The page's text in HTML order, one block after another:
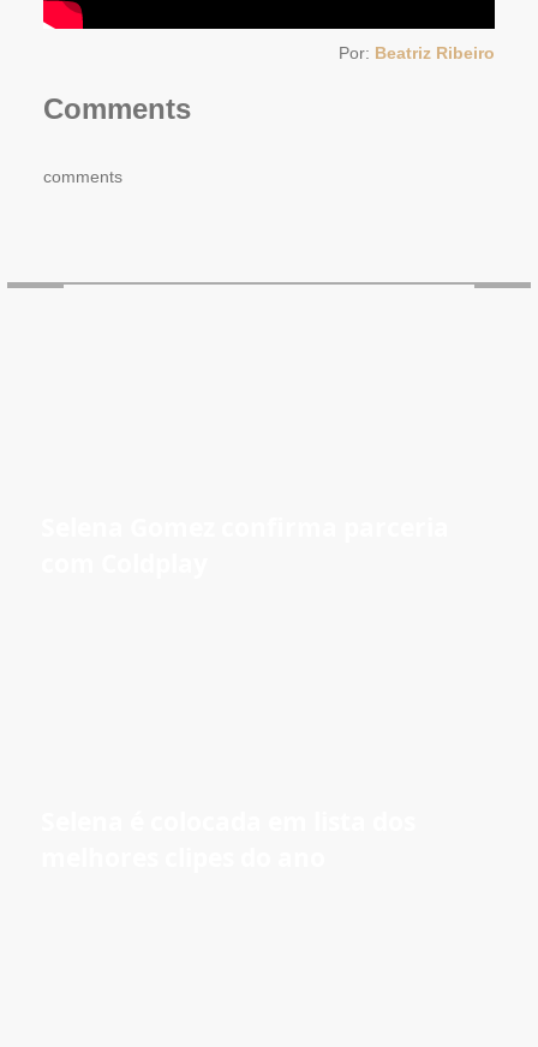
Por: Beatriz Ribeiro
Comments
comments